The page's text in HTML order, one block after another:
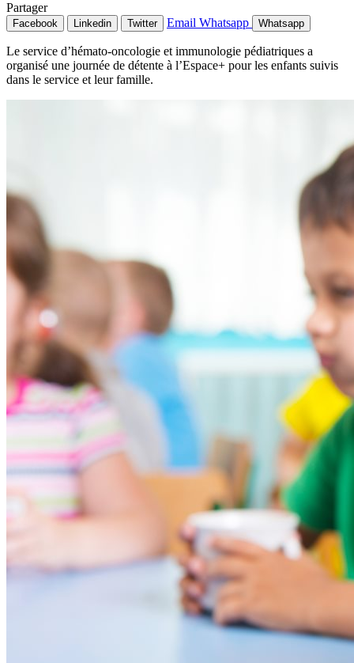
Partager
Facebook Linkedin Twitter Email Whatsapp Whatsapp
Le service d’hémato-oncologie et immunologie pédiatriques a
organisé une journée de détente à l’Espace+ pour les enfants suivis
dans le service et leur famille.